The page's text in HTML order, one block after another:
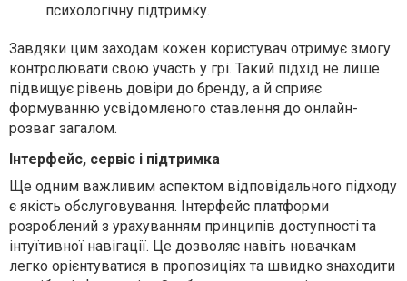
психологічну підтримку.
Завдяки цим заходам кожен користувач отримує змогу
контролювати свою участь у грі. Такий підхід не лише
підвищує рівень довіри до бренду, а й сприяє
формуванню усвідомленого ставлення до онлайн-
розваг загалом.
Інтерфейс, сервіс і підтримка
Ще одним важливим аспектом відповідального підходу
є якість обслуговування. Інтерфейс платформи
розроблений з урахуванням принципів доступності та
інтуїтивної навігації. Це дозволяє навіть новачкам
легко орієнтуватися в пропозиціях та швидко знаходити